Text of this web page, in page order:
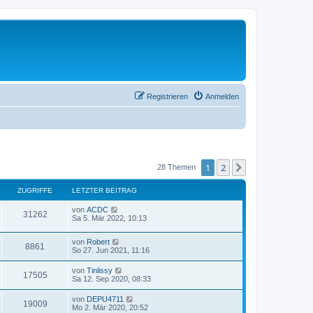
Anmelden
Registrieren
28 Themen 1 2
ZUGRIFFE LETZTER BEITRAG
31262Z
u
f
L
e
z
t
e
r
B
e
t
r
a
von ACDC
Sa 5. Mär 2022, 10:13
8861
u
r
L
e
t
e
r
B
e
von Robert
So 27. Jun 2021, 11:16
17505Z
u
L
e
t
von Tinlissy
Sa 12. Sep 2020, 08:33
19009Z
L
e
von DEPU4711
Mo 2. Mär 2020, 20:52